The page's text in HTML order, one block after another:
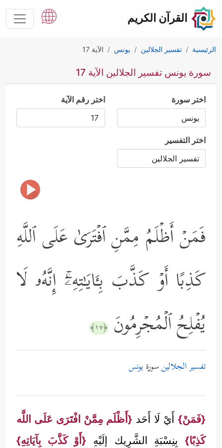
القرآن الكريم
الرئيسية تفسير الجلالين يونس الآية 17
سورة يونس تفسير الجلالين الآية 17
اختر سورة اختر رقم الآية
اختر التفسير
فَمَنۡ أَظۡلَمُ مِمَّنِ ٱفۡتَرَىٰ عَلَى ٱللَّهِ
كَذِبًا أَوۡ كَذَّبَ بِـَٔایَـٰتِهِۦۤۚ إِنَّهُۥ لَا
یُفۡلِحُ ٱلۡمُجۡرِمُونَ ﴿١٧﴾
تفسير الجلالينسورةيونس
{فَمَنْ} أَيْ لَا أَحَد {أَظْلَم مِمَّنْ افْتَرَى عَلَى اللَّه
كَذِبًا}بِنِسْبَةِ الشَّرِيك إلَيْهِ {أَوْ كَذَّبَ بِآيَاتِهِ}